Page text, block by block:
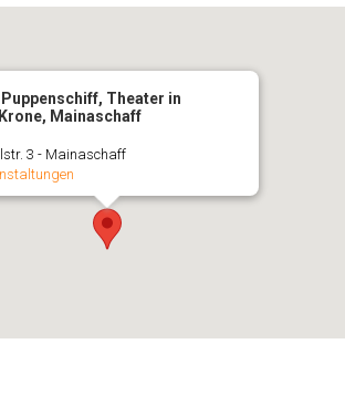
Puppenschiff, Theater in
Mainaschaff
3 - Mainaschaff